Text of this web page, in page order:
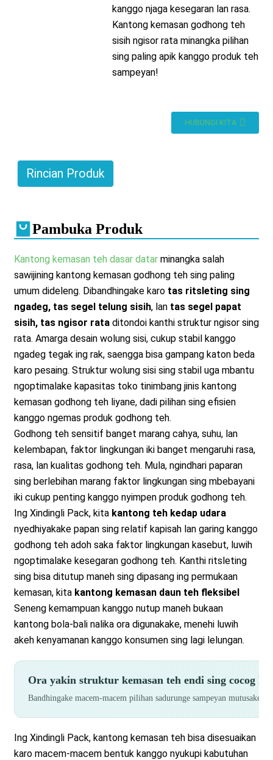
kanggo njaga kesegaran lan rasa.
Kantong kemasan godhong teh
sisih ngisor rata minangka pilihan
sing paling apik kanggo produk teh
sampeyan!
HUBUNGI KITA
Rincian Produk
Pambuka Produk
Kantong kemasan teh dasar datarminangka salah
sawijining kantong kemasan godhong teh sing paling
umum dideleng. Dibandhingake karo tas ritsleting sing
ngadeg, tas segel telung sisih, lan tas segel papat
sisih, tas ngisor rataditondoi kanthi struktur ngisor sing
rata. Amarga desain wolung sisi, cukup stabil kanggo
ngadeg tegak ing rak, saengga bisa gampang katon beda
karo pesaing. Struktur wolung sisi sing stabil uga mbantu
ngoptimalake kapasitas toko tinimbang jinis kantong
kemasan godhong teh liyane, dadi pilihan sing efisien
kanggo ngemas produk godhong teh.
Godhong teh sensitif banget marang cahya, suhu, lan
kelembapan, faktor lingkungan iki banget mengaruhi rasa,
rasa, lan kualitas godhong teh. Mula, ngindhari paparan
sing berlebihan marang faktor lingkungan sing mbebayani
iki cukup penting kanggo nyimpen produk godhong teh.
Ing Xindingli Pack, kita kantong teh kedap udara
nyedhiyakake papan sing relatif kapisah lan garing kanggo
godhong teh adoh saka faktor lingkungan kasebut, luwih
ngoptimalake kesegaran godhong teh. Kanthi ritsleting
sing bisa ditutup maneh sing dipasang ing permukaan
kemasan, kita kantong kemasan daun teh fleksibel
Seneng kemampuan kanggo nutup maneh bukaan
kantong bola-bali nalika ora digunakake, menehi luwih
akeh kenyamanan kanggo konsumen sing lagi lelungan.
Ora yakin struktur kemasan teh endi sing cocog
Bandhingake macem-macem pilihan sadurunge sampeyan mutusake
Ing Xindingli Pack, kantong kemasan teh bisa disesuaikan
karo macem-macem bentuk kanggo nyukupi kabutuhan